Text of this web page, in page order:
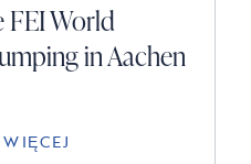
FEI World
in Aachen